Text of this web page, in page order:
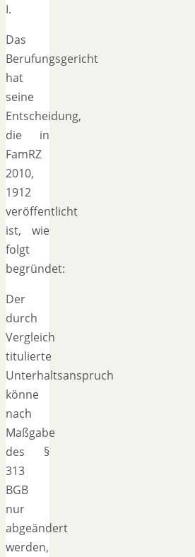
I.
Das
Berufungsgericht
hat
seine
Entscheidung,
die in
FamRZ
2010,
1912
veröffentlicht
ist, wie
folgt
begründet:
Der
durch
Vergleich
titulierte
Unterhaltsanspruch
könne
nach
Maßgabe
des §
313
BGB
nur
abgeändert
werden,